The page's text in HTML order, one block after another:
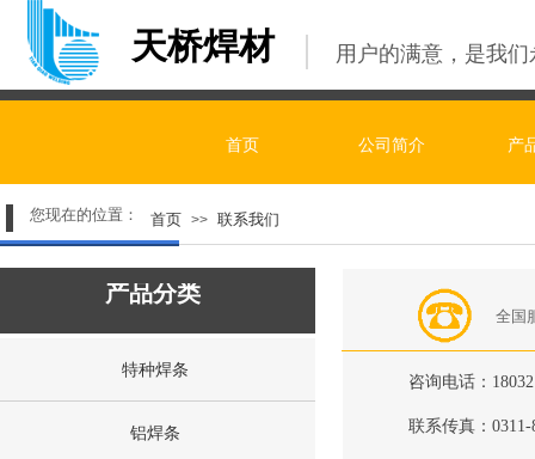
天桥焊材 用户的满意，是我
首页 公司简介 产
您现在的位置： 首页 >> 联系我们
产品分类
全国
特种焊条
铝焊条
咨询电话：
联系传真： 0311-